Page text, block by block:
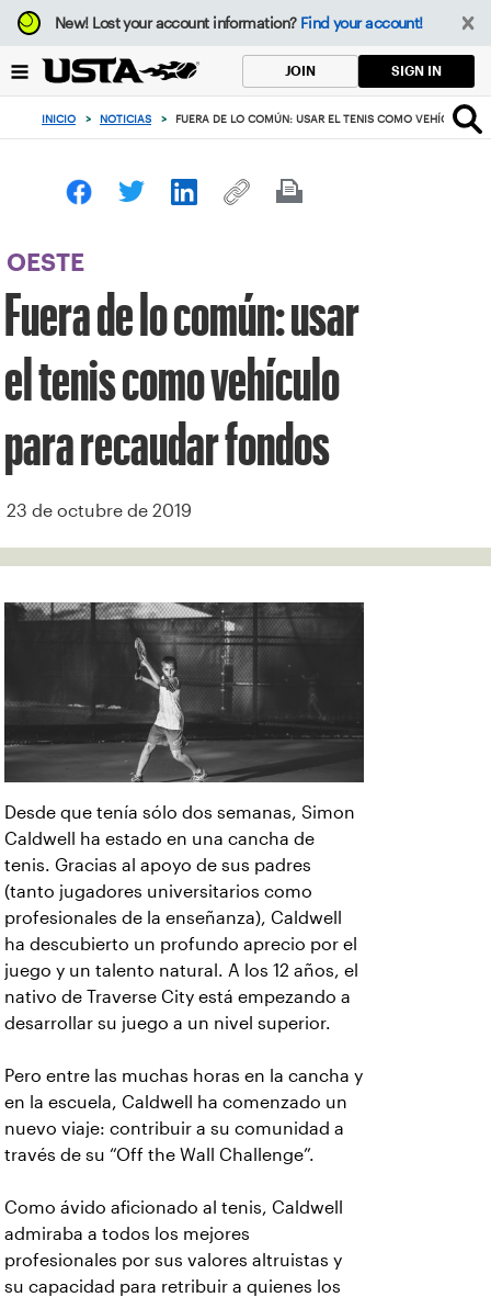
Enfoque
desde
botón
volver
principio
New!Lost your account information? Find your account!
JOIN SIGN IN
INICIO > NOTICIAS > FUERA DE LO COMÚN: USAR EL TENIS COMO VEHÍCULO
OESTE
Fuera de lo común: usar
el tenis como vehículo
para recaudar fondos
23 de octubre de 2019
Desde que tenía sólo dos semanas, Simon
Caldwell ha estado en una cancha de
tenis. Gracias al apoyo de sus padres
(tanto jugadores universitarios como
profesionales de la enseñanza), Caldwell
ha descubierto un profundo aprecio por el
juego y un talento natural. A los 12 años, el
nativo de Traverse City está empezando a
desarrollar su juego a un nivel superior.
Pero entre las muchas horas en la cancha y
en la escuela, Caldwell ha comenzado un
nuevo viaje: contribuir a su comunidad a
través de su “Off the Wall Challenge”.
Como ávido aficionado al tenis, Caldwell
admiraba a todos los mejores
profesionales por sus valores altruistas y
su capacidad para retribuir a quienes los